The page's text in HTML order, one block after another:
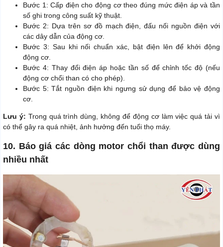
Bước 1: Cấp điện cho động cơ theo đúng mức điện áp và tần
số ghi trong công suất kỹ thuật.
Bước 2: Dựa trên sơ đồ mạch điện, đấu nối nguồn điện với
các dây dẫn của động cơ.
Bước 3: Sau khi nối chuẩn xác, bật điện lên để khởi động
động cơ.
Bước 4: Thay đổi điện áp hoặc tần số để chỉnh tốc độ (nếu
động cơ chổi than có cho phép).
Bước 5: Tắt nguồn điện khi ngưng sử dụng để bảo vệ động
cơ.
Lưu ý: Trong quá trình dùng, không để động cơ làm việc quá tải vì
có thể gây ra quá nhiệt, ảnh hưởng đến tuổi thọ máy.
10. Báo giá các dòng motor chổi than được dùng
nhiều nhất